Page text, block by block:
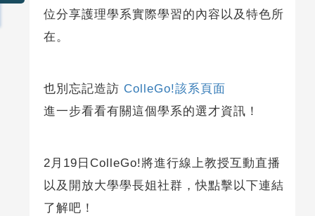
位分享護理學系實際學習的內容以及特色所
在。
也別忘記造訪 ColleGo!該系頁面
進一步看看有關這個學系的選才資訊！
2月19日ColleGo!將進行線上教授互動直播
以及開放大學學長姐社群，快點擊以下連結
了解吧！